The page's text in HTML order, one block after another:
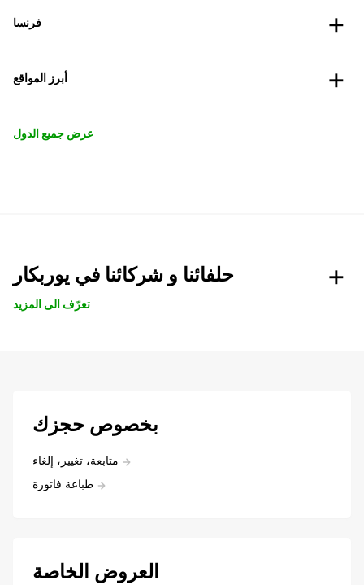
فرنسا
أبرز المواقع
عرض جميع الدول
حلفائنا و شركائنا في يوربكار
تعرّف الى المزيد
بخصوص حجزك
متابعة، تغيير، إلغاء
طباعة فاتورة
العروض الخاصة